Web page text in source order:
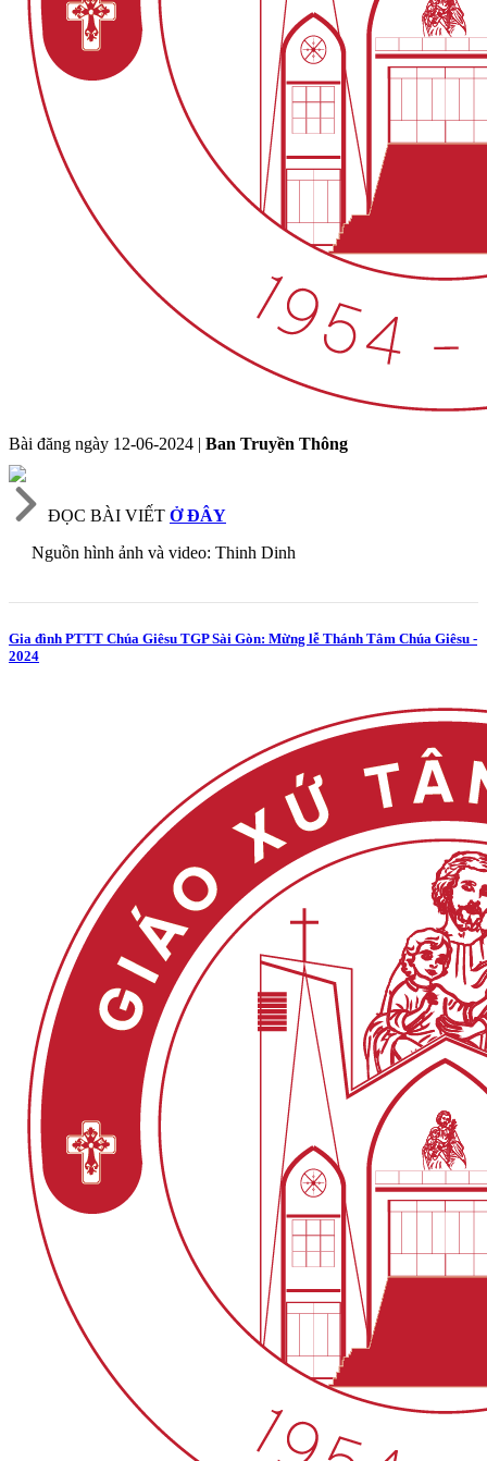
Bài đăng ngày 12-06-2024 | Ban Truyền Thông
ĐỌC BÀI VIẾT Ở ĐÂY
Nguồn hình ảnh và video: Thinh Dinh
Gia đình PTTT Chúa Giêsu TGP Sài Gòn: Mừng lễ Thánh Tâm Chúa Giêsu -
2024